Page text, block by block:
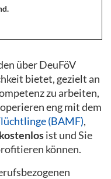
über DeuFöV
bietet, gezielt an
zu arbeiten,
eng mit dem
(BAMF),
ist und Sie
können.